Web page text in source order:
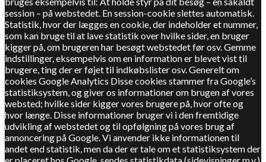
session – på webstedet. En session-cookie slettes automatisk.
Statistik, hvor der lægges en cookie, der indeholder et nummer,
som kan bruge til at lave statistik over hvilke sider, en bruger
kigger på, om brugeren har besøgt webstedet før osv. Gemme
indstillinger, eksempelvis om en information er blevet vist til
brugere, ting der er føjet til indkøbslister osv. Generelt om
cookies Google Analytics Disse cookies stammer fra Google’s
statistiksystem, og giver os informationer om brugen af vores
websted; hvilke sider kigger vores brugere på, hvor ofte og
hvor længe. Disse informationer bruger vi i den fremtidige
udvikling af webstedet og til opfølgning på vores brug af
annoncering på Google. Vi anvender ikke informationen til
andet end statistik, men da der er tale om et statistiksystem der